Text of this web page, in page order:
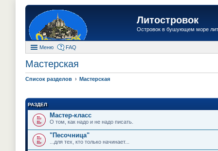
Литостровок
Островок в бушующем море
Меню FAQ
Мастерская
Список разделов Мастерская
РАЗДЕЛ
Мастер-класс
О том, как надо и не надо писать.
"Песочница"
...для тех, кто только начинает...